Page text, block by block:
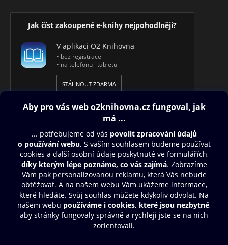
Jak číst zakoupené e-knihy nejpohodlněji?
V aplikaci O2 Knihovna
• bez registrace
• na telefonu i tabletu
STÁHNOUT ZDARMA
Obsah ke stažení
Moje O2 Knihovna
Další zábava